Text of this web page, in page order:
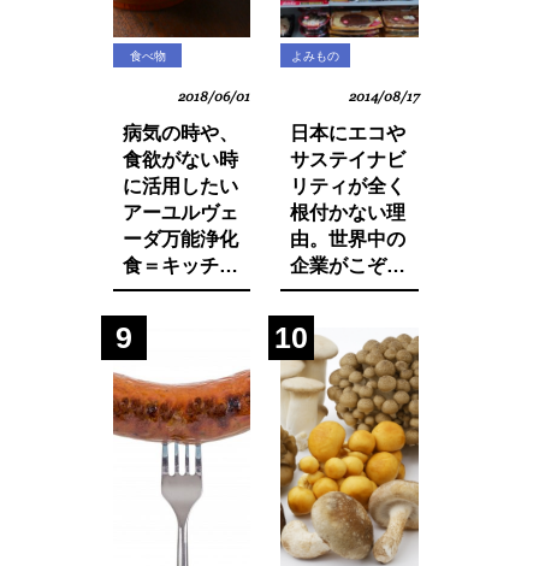
食べ物
2018/06/01
病気の時や、
食欲がない時
に活用したい
アーユルヴェ
ーダ万能浄化
食＝キッチャ
リーの作り方
よみもの
2014/08/17
日本にエコや
サステイナビ
リティが全く
根付かない理
由。世界中の
企業がこぞっ
て取り組む
SDGsへの遅
れ。それは日
本人・日本企
業と政府の意
識の低さにあ
った！
9 10